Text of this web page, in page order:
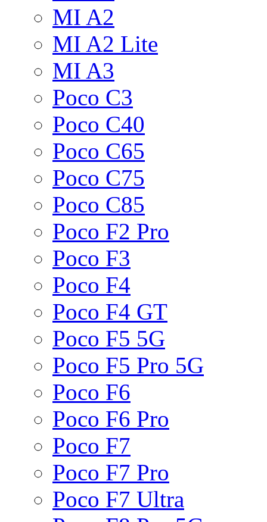
MI A2
MI A2 Lite
MI A3
Poco C3
Poco C40
Poco C65
Poco C75
Poco C85
Poco F2 Pro
Poco F3
Poco F4
Poco F4 GT
Poco F5 5G
Poco F5 Pro 5G
Poco F6
Poco F6 Pro
Poco F7
Poco F7 Pro
Poco F7 Ultra